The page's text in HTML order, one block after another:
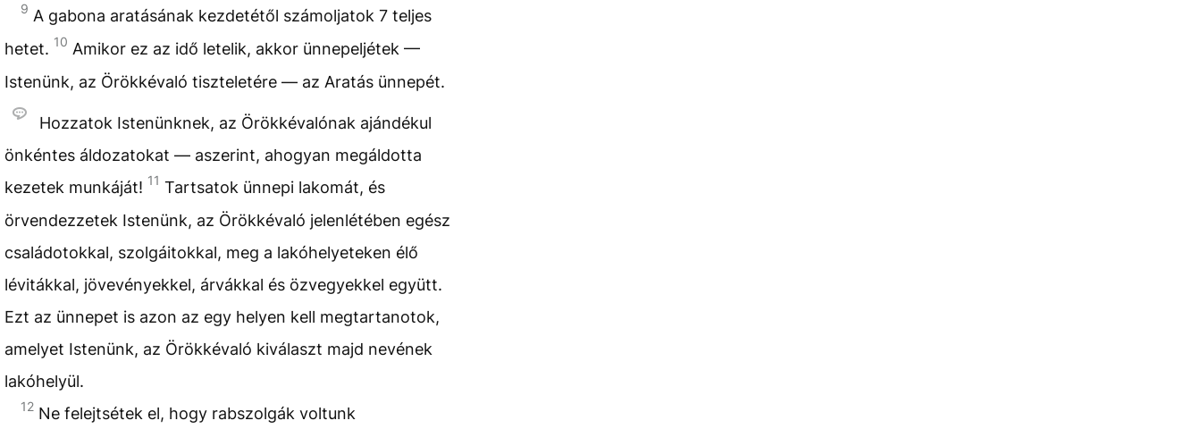
9 A gabona aratásának kezdetétől számoljatok 7 teljes
hetet. 10 Amikor ez az idő letelik, akkor ünnepeljétek —
Istenünk, az Örökkévaló tiszteletére — az Aratás ünnepét.
Hozzatok Istenünknek, az Örökkévalónak ajándékul
önkéntes áldozatokat — aszerint, ahogyan megáldotta
kezetek munkáját! 11 Tartsatok ünnepi lakomát, és
örvendezzetek Istenünk, az Örökkévaló jelenlétében egész
családotokkal, szolgáitokkal, meg a lakóhelyeteken élő
lévitákkal, jövevényekkel, árvákkal és özvegyekkel együtt.
Ezt az ünnepet is azon az egy helyen kell megtartanotok,
amelyet Istenünk, az Örökkévaló kiválaszt majd nevének
lakóhelyül.
12 Ne felejtsétek el, hogy rabszolgák voltunk